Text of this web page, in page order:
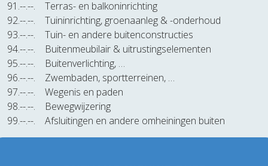
91.--.--.
Terras- en balkoninrichting
92.--.--.
Tuininrichting, groenaanleg & -onderhoud
93.--.--.
Tuin- en andere buitenconstructies
94.--.--.
Buitenmeubilair & uitrustingselementen
95.--.--.
Buitenverlichting, …
96.--.--.
Zwembaden, sportterreinen, …
97.--.--.
Wegenis en paden
98.--.--.
Bewegwijzering
99.--.--.
Afsluitingen en andere omheiningen buiten